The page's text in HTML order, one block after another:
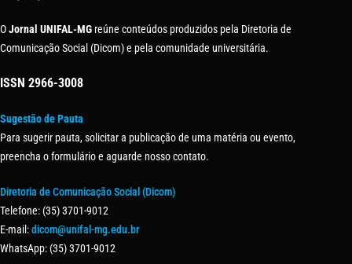
OJornal UNIFAL-MG reúne conteúdos produzidos pela Diretoria de
Comunicação Social (Dicom) e pela comunidade universitária.
ISSN 2966-3008
Sugestão de Pauta
Para sugerir pauta, solicitar a publicação de uma matéria ou evento,
preencha o formulário e aguarde nosso contato.
Diretoria de Comunicação Social (Dicom)
Telefone: (35) 3701-9012
E-mail:dicom@unifal-mg.edu.br
WhatsApp: (35) 3701-9012